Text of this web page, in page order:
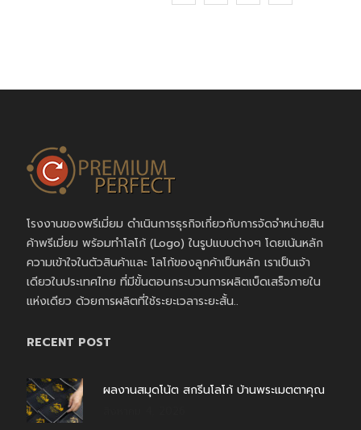
โรงงานของพรีเมี่ยม ดำเนินการธุรกิจเกี่ยวกับการจัดจำหน่ายสิน
ค้าพรีเมี่ยม พร้อมทำโลโก้ (Logo) ในรูปแบบต่างๆ โดยเน้นหลัก
ความเข้าใจในตัวสินค้าและ โลโก้ของลูกค้าเป็นหลัก เราเป็นเจ้า
เดียวในประเทศไทย ที่มีขั้นตอนกระบวนการผลิตเบ็ดเสร็จภายใน
แห่งเดียว ด้วยการผลิตที่ใช้ระยะเวลาระยะสั้น..
RECENT POST
ผลงานสมุดโน้ต สกรีนโลโก้ บ้านพระเมตตาคุณ